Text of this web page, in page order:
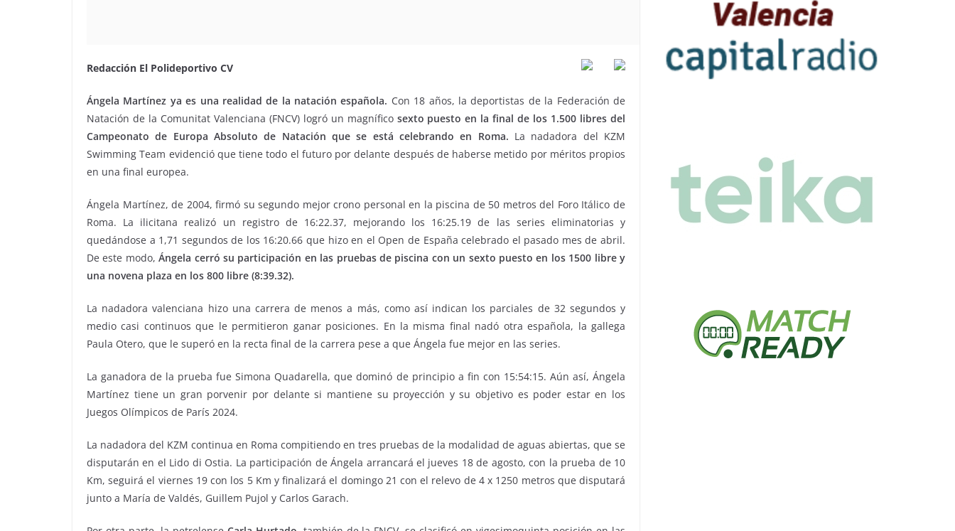
Redacción El Polideportivo CV
Ángela Martínez ya es una realidad de la natación española. Con 18 años, la deportistas de la Federación de
Natación de la Comunitat Valenciana (FNCV) logró un magnífico sexto puesto en la final de los 1.500 libres del
Campeonato de Europa Absoluto de Natación que se está celebrando en Roma. La nadadora del KZM
Swimming Team evidenció que tiene todo el futuro por delante después de haberse metido por méritos propios
en una final europea.
Ángela Martínez, de 2004, firmó su segundo mejor crono personal en la piscina de 50 metros del Foro Itálico de
Roma. La ilicitana realizó un registro de 16:22.37, mejorando los 16:25.19 de las series eliminatorias y
quedándose a 1,71 segundos de los 16:20.66 que hizo en el Open de España celebrado el pasado mes de abril.
De este modo,Ángela cerró su participación en las pruebas de piscina con un sexto puesto en los 1500 libre y
una novena plaza en los 800 libre (8:39.32).
La nadadora valenciana hizo una carrera de menos a más, como así indican los parciales de 32 segundos y
medio casi continuos que le permitieron ganar posiciones. En la misma final nadó otra española, la gallega
Paula Otero, que le superó en la recta final de la carrera pese a que Ángela fue mejor en las series.
La ganadora de la prueba fue Simona Quadarella, que dominó de principio a fin con 15:54:15. Aún así, Ángela
Martínez tiene un gran porvenir por delante si mantiene su proyección y su objetivo es poder estar en los
Juegos Olímpicos de París 2024.
La nadadora del KZM continua en Roma compitiendo en tres pruebas de la modalidad de aguas abiertas, que se
disputarán en el Lido di Ostia. La participación de Ángela arrancará el jueves 18 de agosto, con la prueba de 10
Km, seguirá el viernes 19 con los 5 Km y finalizará el domingo 21 con el relevo de 4 x 1250 metros que disputará
junto a María de Valdés, Guillem Pujol y Carlos Garach.